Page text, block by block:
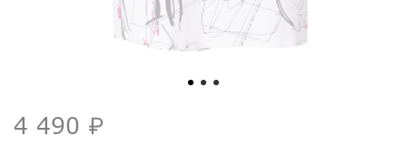
4 490 ₽